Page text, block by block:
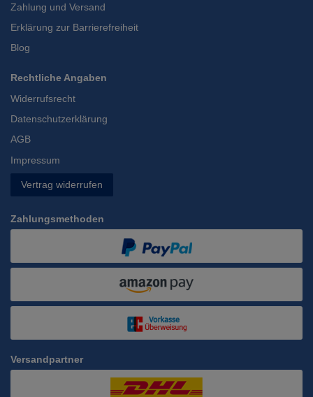
Zahlung und Versand
Erklärung zur Barrierefreiheit
Blog
Rechtliche Angaben
Widerrufsrecht
Datenschutzerklärung
AGB
Impressum
Vertrag widerrufen
Zahlungsmethoden
Versandpartner